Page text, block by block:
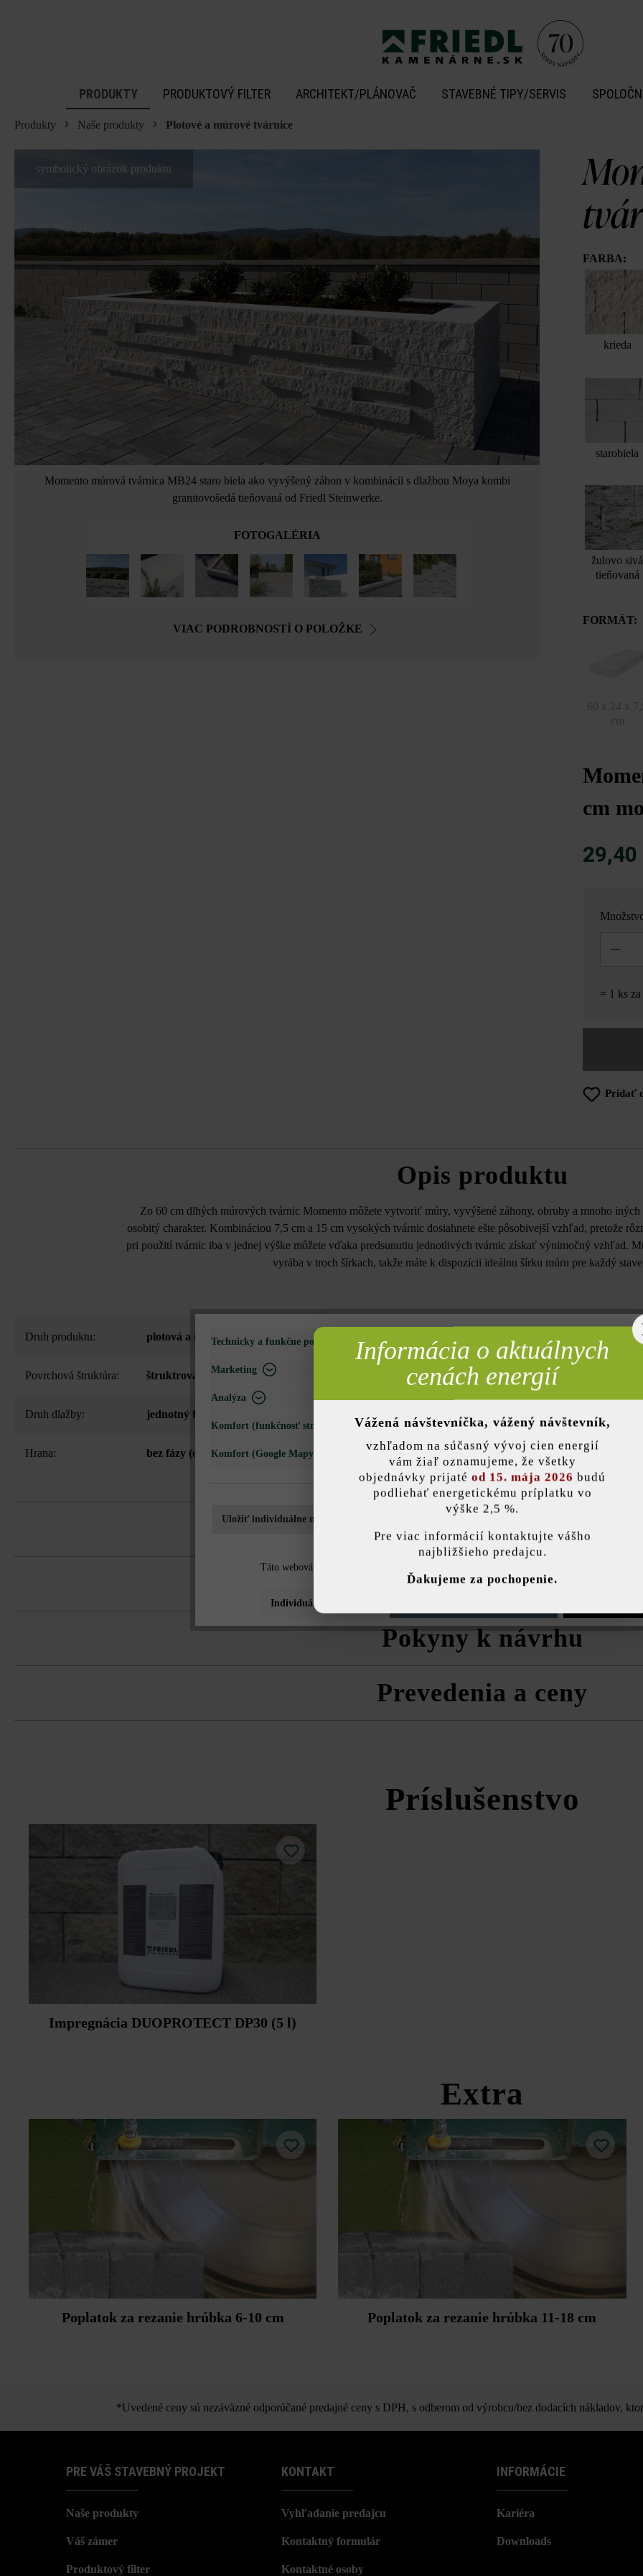
PRODUKTY PRODUKTOVÝ FILTER ARCHITEKT/PLÁNOVAČ STAVEBNÉ TIPY/SERVIS
Produkty Naše produkty Plotové a múrové tvárnice
Momento múrová tvárnica MB24 staro biela ako vyvýšený záhon v kombinácii s dlažbou Moya kombi
granitovošedá tieňovaná od Friedl Steinwerke.
symbolický obrázok produktu
FOTOGALÉRIA
VIAC PODROBNOSTÍ O POLOŽKE
FARBA:
krieda
starobiela
žulovo sivá
tieňovaná
FORMÁT:
cm
29,40
= 1 ks za
Pridať
Opis produktu
Zo 60 cm dlhých múrových tvárnic Momento môžete vytvoriť múry, vyvýšené záhony, obruby a mnoho
osobitý charakter. Kombináciou 7,5 cm a 15 cm vysokých tvárnic dosiahnete ešte pôsobivejší vzhľad, pretože
pri použití tvárnic iba v jednej výške môžete vďaka predsunutiu jednotlivých tvárnic získať výnimočný vzhľad.
vyrába v troch šírkach, takže máte k dispozícii ideálnu šírku múru pre každý
Druh produktu: plotová a múrová tvárnica
Povrchová štruktúra: štruktrovaný Úprava:
Druh dlažby: jednotný formát Účel použitia:
Hrana: bez fázy (ostré hrany) Kritériá kvality:
Informácie o produkte
2 pozdĺžne strany štiepané, vďaka tomu drsný lámaný vzhľad bočných plôch
Na zjednodušenie čistenia odporúča spoločnosť Friedl Steinwerke dodatočnú impregnáciu pomocou
Dodržujte prosím pokyny na inštaláciu a technické listy produktov v rámci sekcie Stavebné tipy/služby.
Pokyny na ukladanie
Tvárnice musíte bezpodmienečne ukladať vždy zmiešane z viacerých paliet a vrstiev, aby ste získali
Pokyny k návrhu
Šírka múru 16 cm (MB16) sa hodí na staticky nezaťažené múriky, ako sú vyvýšené záhony, studne,
Prevedenia a ceny
Príslušenstvo
Impregnácia DUOPROTECT DP30 (5 l)
Extra
Poplatok za rezanie hrúbka 6-10 cm Poplatok za rezanie hrúbka 11-18 cm
*Uvedené ceny sú nezáväzné odporúčané predajné ceny s DPH, s odberom od výrobcu/bez dodacích nákladov,
PRE VÁŠ STAVEBNÝ PROJEKT
Naše produkty
Váš zámer
Produktový filter
KONTAKT
Vyhľadanie predajcu
Kontaktný formulár
Kontaktné osoby
INFORMÁCIE
Kariéra
Downloads
Technicky a funkčne potrebné
Marketing
Analýza
Komfort (funkčnosť stránky)
Komfort (Google Mapy)
Uložiť individuálne nastavenie
Táto webová stránka používa súbory cookie, aby vám ponúkla najlepšiu možnú funkčnosť...
Individuálne nastavenia Povoliť všetky
Informácia o aktuálnych
cenách energií
Vážená návštevníčka, vážený návštevník,
vzhľadom na súčasný vývoj cien energií
vám žiaľ oznamujeme, že všetky
objednávky prijaté od 15. mája 2026 budú
podliehať energetickému príplatku vo
výške 2,5 %.
Pre viac informácií kontaktujte vášho
najbližšieho predajcu.
Ďakujeme za pochopenie.